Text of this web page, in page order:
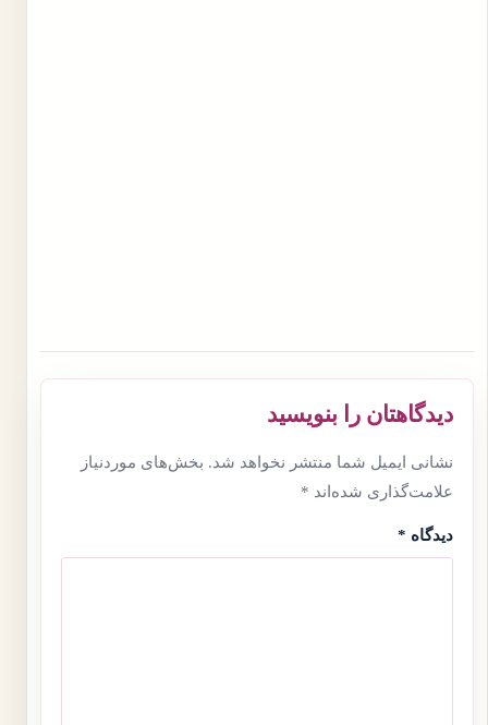
دیدگاهتان را بنویسید
نشانی ایمیل شما منتشر نخواهد شد. بخش‌های موردنیاز
علامت‌گذاری شده‌اند *
دیدگاه *